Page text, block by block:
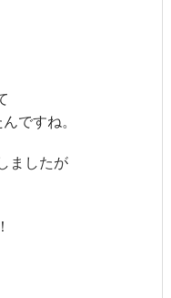
ですね。
ましたが